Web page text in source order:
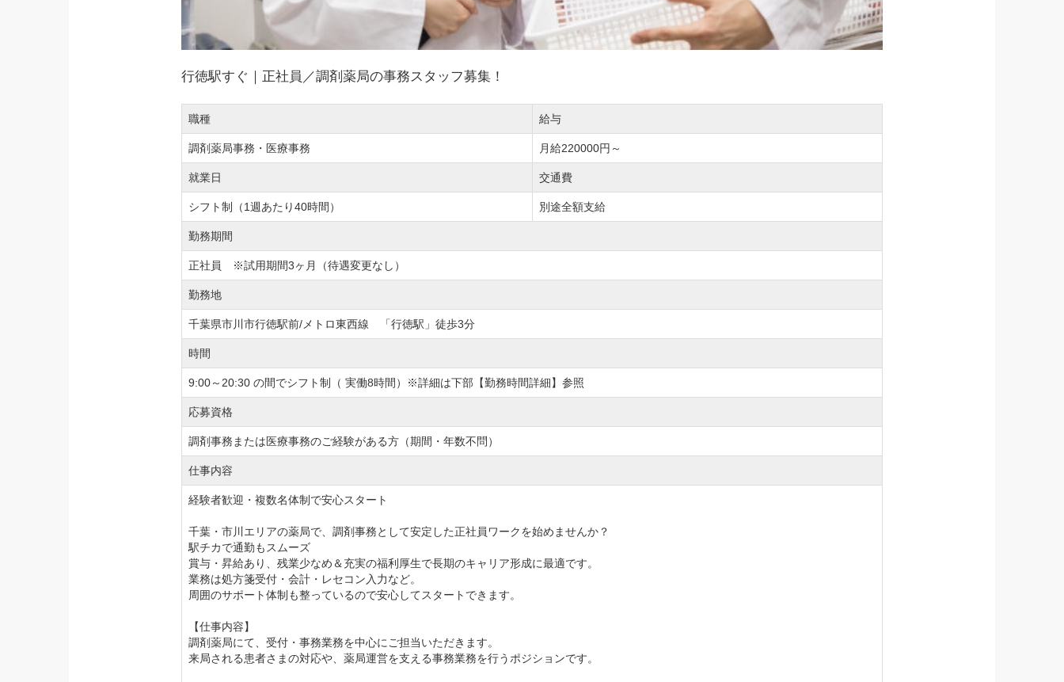
行徳駅すぐ｜正社員／調剤薬局の事務スタッフ募集！
職種 給与
調剤薬局事務・医療事務 月給220000円～
就業日 交通費
シフト制（1週あたり40時間） 別途全額支給
勤務期間
正社員 ※試用期間3ヶ月（待遇変更なし）
勤務地
千葉県市川市行徳駅前/メトロ東西線 「行徳駅」徒歩3分
時間
9:00～20:30 の間でシフト制（ 実働8時間）※詳細は下部【勤務時間詳細】参照
応募資格
調剤事務または医療事務のご経験がある方（期間・年数不問）
仕事内容
経験者歓迎・複数名体制で安心スタート
千葉・市川エリアの薬局で、調剤事務として安定した正社員ワークを始めませんか？
駅チカで通勤もスムーズ
賞与・昇給あり、残業少なめ＆充実の福利厚生で長期のキャリア形成に最適です。
業務は処方箋受付・会計・レセコン入力など。
周囲のサポート体制も整っているので安心してスタートできます。
【仕事内容】
調剤薬局にて、受付・事務業務を中心にご担当いただきます。
来局される患者さまの対応や、薬局運営を支える事務業務を行うポジションです。